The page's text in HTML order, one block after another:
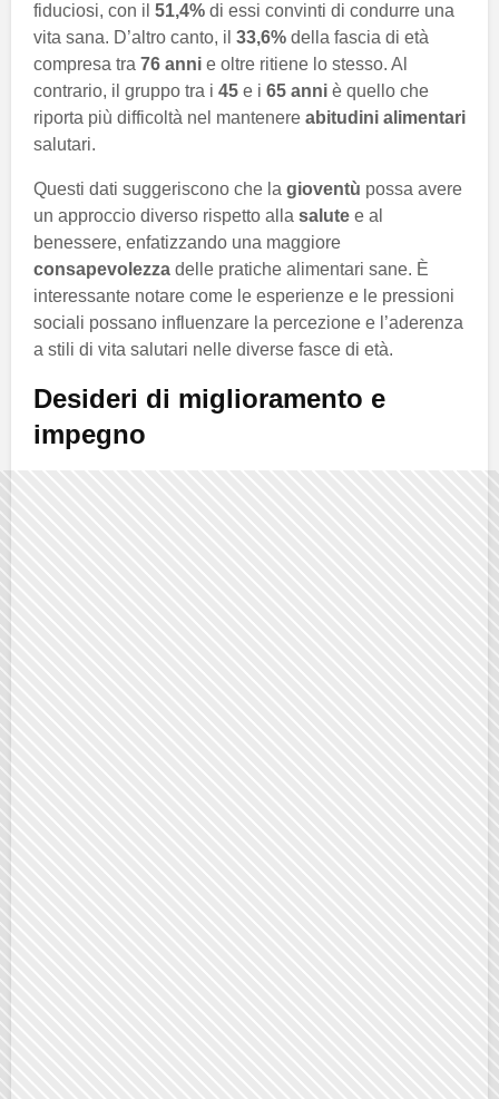
fiduciosi, con il 51,4% di essi convinti di condurre una
vita sana. D’altro canto, il 33,6% della fascia di età
compresa tra 76 anni e oltre ritiene lo stesso. Al
contrario, il gruppo tra i 45 e i 65 anni è quello che
riporta più difficoltà nel mantenere abitudini alimentari
salutari.
Questi dati suggeriscono che la gioventù possa avere
un approccio diverso rispetto alla salute e al
benessere, enfatizzando una maggiore
consapevolezza delle pratiche alimentari sane. È
interessante notare come le esperienze e le pressioni
sociali possano influenzare la percezione e l’aderenza
a stili di vita salutari nelle diverse fasce di età.
Desideri di miglioramento e
impegno